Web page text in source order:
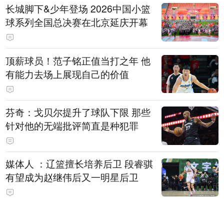
长城脚下&少年登场 2026中国小篮
球系列全国总决赛在北京延庆开幕
顶薪球员！范子铭正值当打之年 他
有能力去场上展现自己的价值
芬奇：戈贝尔提升了球队下限 那些
针对他的无端批评简直是种犯罪
媒体人 ：辽篮擅长培养后卫 段睿骐
有望成为赵继伟后又一明星后卫